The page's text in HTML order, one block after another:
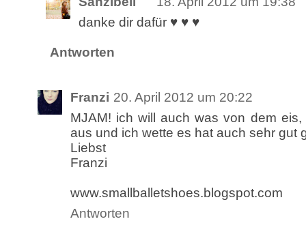
danke dir dafür ♥ ♥ ♥
Antworten
Franzi 20. April 2012 um 20:22
MJAM! ich will auch was von dem
aus und ich wette es hat auch sehr gut
Liebst
Franzi
www.smallballetshoes.blogspot.com
Antworten